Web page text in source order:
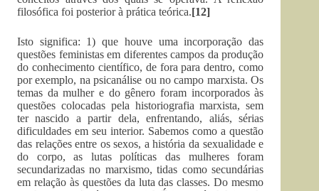
filosófica foi posterior à prática teórica.[12]
Isto significa: 1) que houve uma incorporação das
questões feministas em diferentes campos da produção
do conhecimento científico, de fora para dentro, como
por exemplo, na psicanálise ou no campo marxista. Os
temas da mulher e do gênero foram incorporados às
questões colocadas pela historiografia marxista, sem
ter nascido a partir dela, enfrentando, aliás, sérias
dificuldades em seu interior. Sabemos como a questão
das relações entre os sexos, a história da sexualidade e
do corpo, as lutas políticas das mulheres foram
secundarizadas no marxismo, tidas como secundárias
em relação às questões da luta das classes. Do mesmo